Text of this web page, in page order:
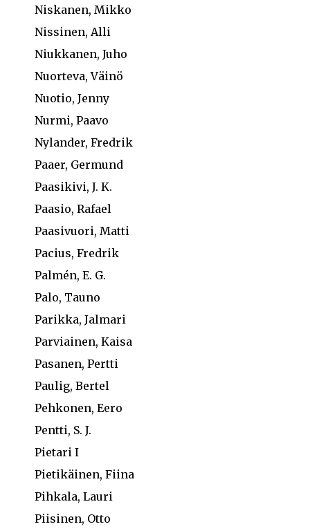
Niskanen, Mikko
Nissinen, Alli
Niukkanen, Juho
Nuorteva, Väinö
Nuotio, Jenny
Nurmi, Paavo
Nylander, Fredrik
Paaer, Germund
Paasikivi, J. K.
Paasio, Rafael
Paasivuori, Matti
Pacius, Fredrik
Palmén, E. G.
Palo, Tauno
Parikka, Jalmari
Parviainen, Kaisa
Pasanen, Pertti
Paulig, Bertel
Pehkonen, Eero
Pentti, S. J.
Pietari I
Pietikäinen, Fiina
Pihkala, Lauri
Piisinen, Otto